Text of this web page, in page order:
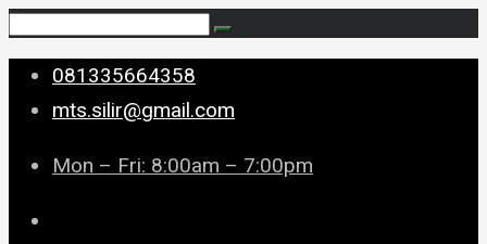
081335664358
mts.silir@gmail.com
Mon – Fri: 8:00am – 7:00pm